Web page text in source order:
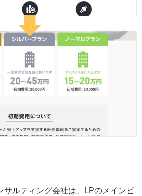
サルティング会社は、LPのメインビ